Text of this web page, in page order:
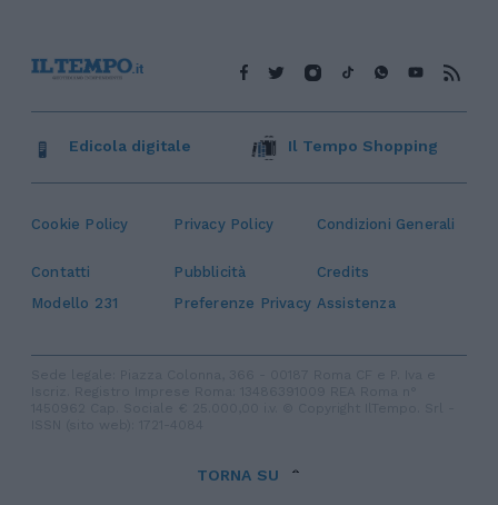
Cookie Policy Privacy Policy Condizioni Generali
Contatti Pubblicità
Credits
Modello 231
Preferenze Privacy Assistenza
Edicola digitale Il Tempo Shopping
TORNA SU